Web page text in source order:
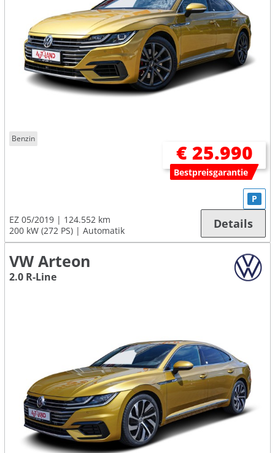
Benzin
€ 25.990
Bestpreisgarantie
EZ 05/2019
124.552 km
200 kW (272 PS)
Automatik
P
Details
VW Arteon
2.0 R-Line